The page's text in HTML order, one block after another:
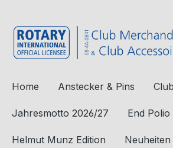
Home Anstecker & Pins
Jahresmotto 2026/27 End
Helmut Munz Edition Neuheiten